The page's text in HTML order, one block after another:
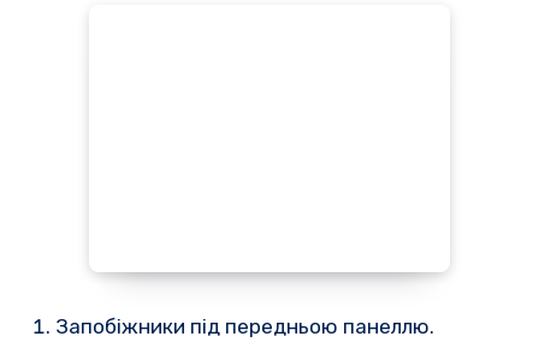
Запобіжники під передньою панеллю.